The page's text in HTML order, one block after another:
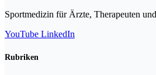
Sportmedizin für Ärzte, Therapeuten
YouTube LinkedIn
Rubriken